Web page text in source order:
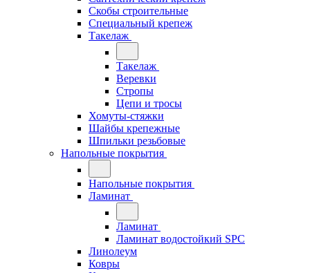
Скобы строительные
Специальный крепеж
Такелаж
Такелаж
Веревки
Стропы
Цепи и тросы
Хомуты-стяжки
Шайбы крепежные
Шпильки резьбовые
Напольные покрытия
Напольные покрытия
Ламинат
Ламинат
Ламинат водостойкий SPC
Линолеум
Ковры